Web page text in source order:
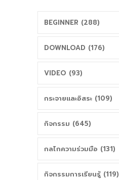
แกนกลางการ
ศึกษาขั้นพื้นฐาน
พุทธศักราช 2551
BEGINNER (288)
DOWNLOAD (176)
VIDEO (93)
กระจายและอิสระ (109)
กิจกรรม (645)
กลไกความร่วมมือ (131)
กิจกรรมการเรียนรู้ (119)